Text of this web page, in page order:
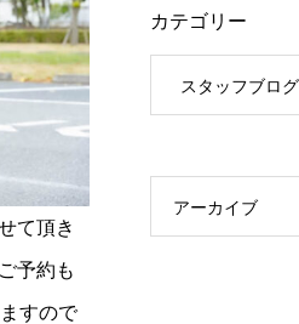
て頂き
予約も
すので
カテゴリー
スタッフブログ
アーカイブ